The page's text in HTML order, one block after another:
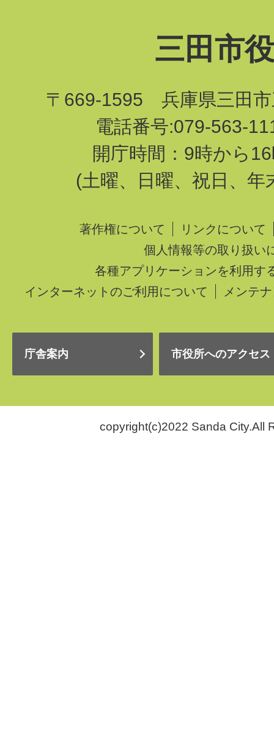
三田市
〒669-1595 兵庫県三田市
電話番号:079-563-
開庁時間：9時から
(土曜、日曜、祝日、年
著作権について
リンクについて
個人情報等の取り扱い
各種アプリケーションを利用す
インターネットのご利用について
メンテ
庁舎案内 市役所へのアクセス
copyright(c)2022 Sanda City.All